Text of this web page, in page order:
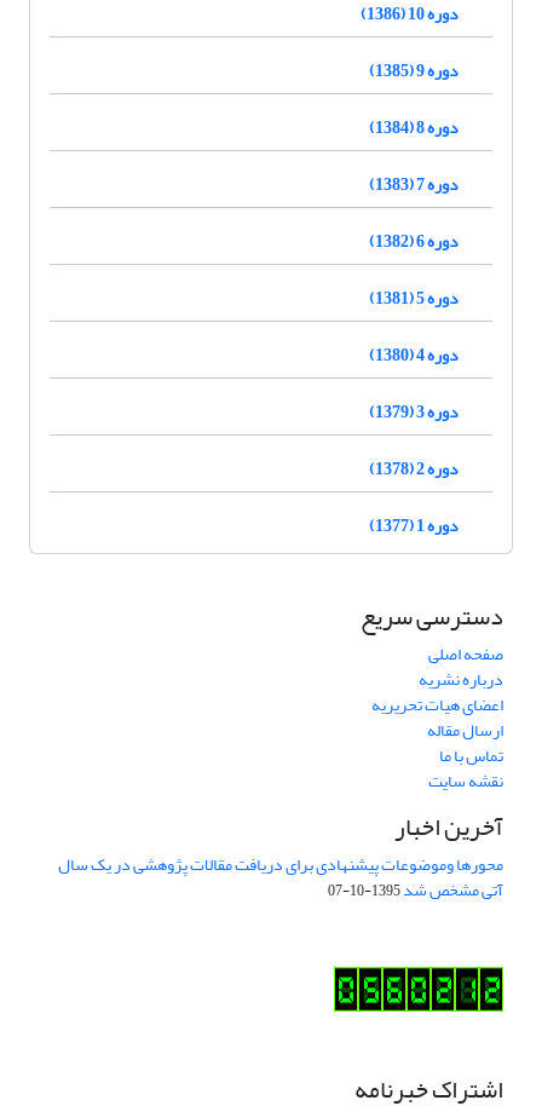
دوره 10 (1386)
دوره 9 (1385)
دوره 8 (1384)
دوره 7 (1383)
دوره 6 (1382)
دوره 5 (1381)
دوره 4 (1380)
دوره 3 (1379)
دوره 2 (1378)
دوره 1 (1377)
دسترسی سریع
صفحه اصلی
درباره نشریه
اعضای هیات تحریریه
ارسال مقاله
تماس با ما
نقشه سایت
آخرین اخبار
محورها وموضوعات پیشنهادی برای دریافت مقالات پژوهشی در یک سال
آتی مشخص شد1395-10-07
اشتراک خبرنامه